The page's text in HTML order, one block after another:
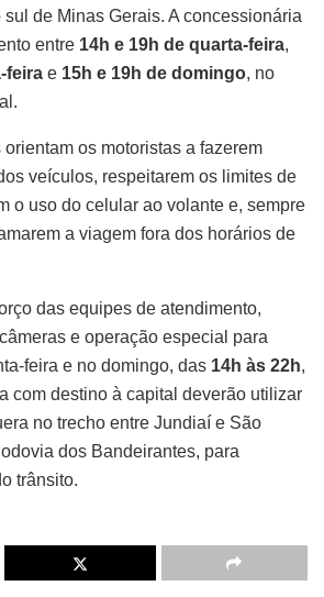
de Minas Gerais. A concessionária
entre 14h e 19h de quarta-feira,
feira e 15h e 19h de domingo, no
os motoristas a fazerem
veículos, respeitarem os limites de
o uso do celular ao volante e, sempre
a viagem fora dos horários de
das equipes de atendimento,
e operação especial para
feira e no domingo, das 14h às 22h,
com destino à capital deverão utilizar
no trecho entre Jundiaí e São
dos Bandeirantes, para
trânsito.